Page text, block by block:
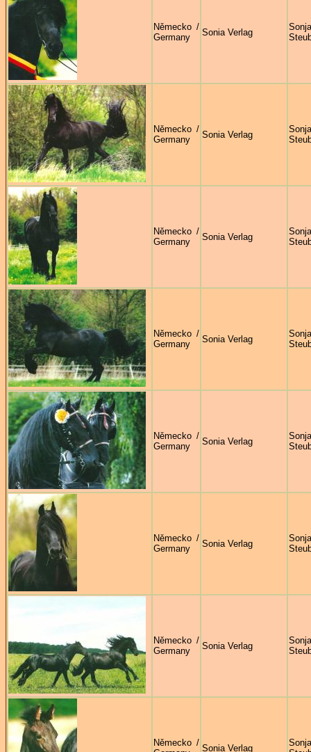
Německo /
Germany
Sonia Verlag
Sonja
Německo /
Germany
Sonia Verlag
Sonja
Německo /
Germany
Sonia Verlag
Sonja
Německo /
Germany
Sonia Verlag
Sonja
Německo /
Germany
Sonia Verlag
Sonja
Německo /
Germany
Sonia Verlag
Sonja
Německo /
Germany
Sonia Verlag
Sonja
Německo /
Sonia Verlag
Sonja